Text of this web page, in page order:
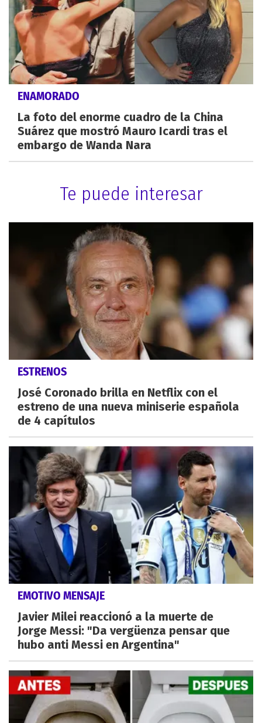
ENAMORADO
La foto del enorme cuadro de la China
Suárez que mostró Mauro Icardi tras el
embargo de Wanda Nara
Te puede interesar
ESTRENOS
José Coronado brilla en Netflix con el
estreno de una nueva miniserie española
de 4 capítulos
EMOTIVO MENSAJE
Javier Milei reaccionó a la muerte de
Jorge Messi: "Da vergüenza pensar que
hubo anti Messi en Argentina"